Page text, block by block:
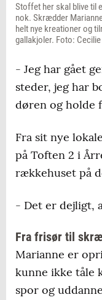
Stoffet her skal blive til
nok. Skrædder
helt nye kreationer og
gallakjoler. Foto:
- Jeg har gået
steder, jeg har
døren og holde
Fra sit nye
på Toften 2 i
rækkehuset på
- Det er dejligt,
Fra frisør til
Marianne er
kunne ikke tåle
spor og